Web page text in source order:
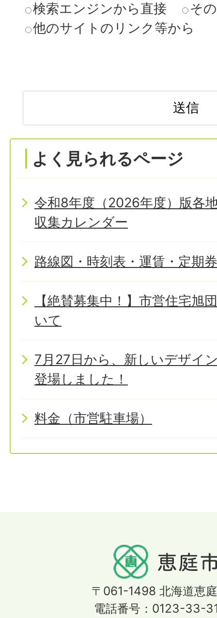
検索エンジンから直接
そ
他のサイトのリンク等から
よく見られるページ
令和8年度（2026年度）版各
収集カレンダー
路線図・時刻表・運賃・定期券
【絶賛募集中！】市営住宅旭
いて
7月27日から、新しいデザイ
登場しました！
料金（市営駐車場）
〒061-1498 北海道恵
電話番号：0123-33-